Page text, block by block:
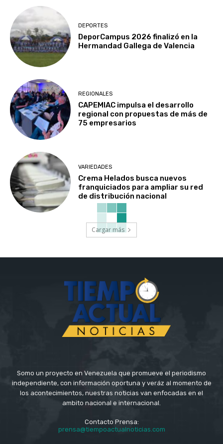
DEPORTES
DeporCampus 2026 finalizó en la
Hermandad Gallega de Valencia
REGIONALES
CAPEMIAC impulsa el desarrollo
regional con propuestas de más de
75 empresarios
VARIEDADES
Crema Helados busca nuevos
franquiciados para ampliar su red
de distribución nacional
Cargar más
Somo un proyecto en Venezuela que promueve el periodismo
independiente, con información oportuna y veráz al momento de
los acontecimientos, nuestras noticias van enfocadas en el
ambito nacional e internacional.
Contacto Prensa:
prensa@tiempoactualnoticias.com